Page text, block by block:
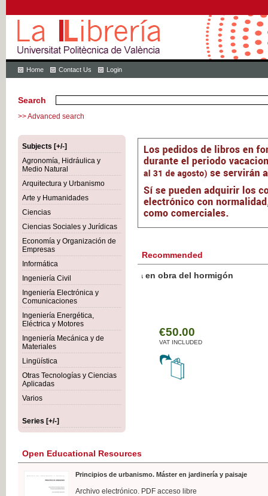
Home Contact Us Login
Search
>> Advanced search
Subjects [+/-]
Agronomía, Hidráulica y
Medio Natural
Arquitectura y Urbanismo
Arte y Humanidades
Ciencias
Ciencias Sociales y Jurídicas
Economía y Organización de
Empresas
Informática
Ingeniería Civil
Ingeniería Electrónica y
Comunicaciones
Ingeniería Energética,
Eléctrica y Motores
Ingeniería Mecánica y de
Materiales
Lingüística
Otras Tecnologías y Ciencias
Aplicadas
Varios
Series [+/-]
Recommended
Botánica Agroalimentaria
Open Educational Resources
Principios de urbanismo. Máster en jardinería y paisaje
Archivo electrónico. PDF acceso libre